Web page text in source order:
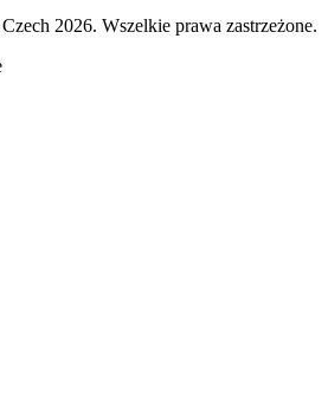
2026. Wszelkie prawa zastrzeżone.